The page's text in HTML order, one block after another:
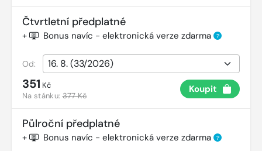
Čtvrtletní předplatné
+ Bonus navíc - elektronická verze zdarma ?
Od:
351 Kč
Na stánku:377 Kč
Koupit
Půlroční předplatné
+ Bonus navíc - elektronická verze zdarma ?